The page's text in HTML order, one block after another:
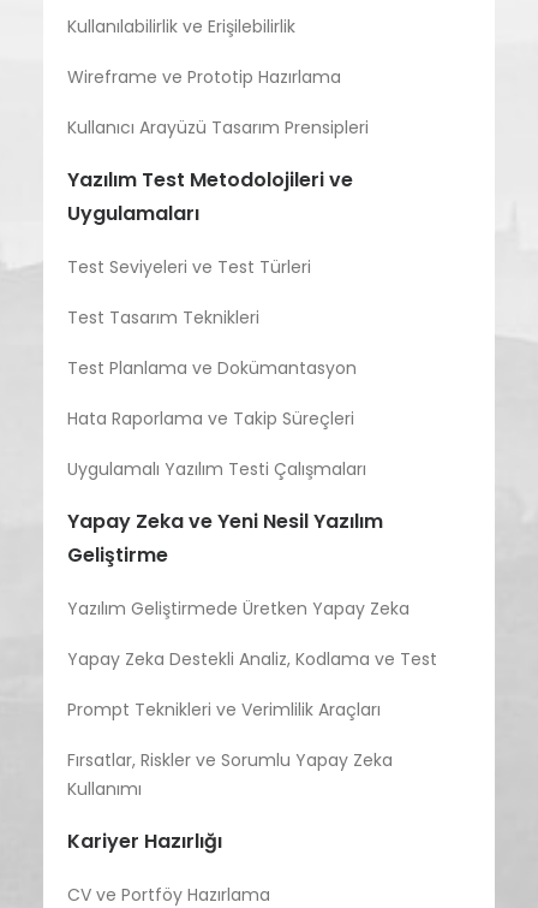
Kullanılabilirlik ve Erişilebilirlik
Wireframe ve Prototip Hazırlama
Kullanıcı Arayüzü Tasarım Prensipleri
Yazılım Test Metodolojileri ve
Uygulamaları
Test Seviyeleri ve Test Türleri
Test Tasarım Teknikleri
Test Planlama ve Dokümantasyon
Hata Raporlama ve Takip Süreçleri
Uygulamalı Yazılım Testi Çalışmaları
Yapay Zeka ve Yeni Nesil Yazılım
Geliştirme
Yazılım Geliştirmede Üretken Yapay Zeka
Yapay Zeka Destekli Analiz, Kodlama ve Test
Prompt Teknikleri ve Verimlilik Araçları
Fırsatlar, Riskler ve Sorumlu Yapay Zeka
Kullanımı
Kariyer Hazırlığı
CV ve Portföy Hazırlama